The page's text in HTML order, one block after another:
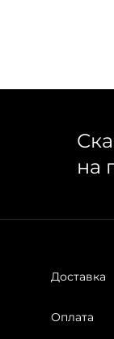
на
Доставка
Оплата